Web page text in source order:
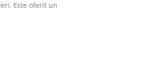
Este oferit un